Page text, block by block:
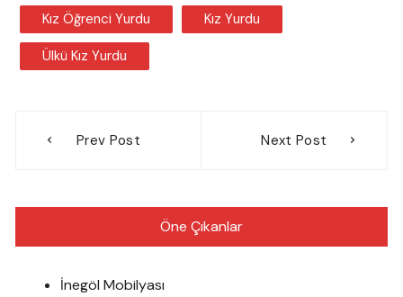
Kız Öğrenci Yurdu Kız Yurdu
Ülkü Kız Yurdu
gezinmesi
Prev Post Next Post
Öne Çıkanlar
İnegöl Mobilyası